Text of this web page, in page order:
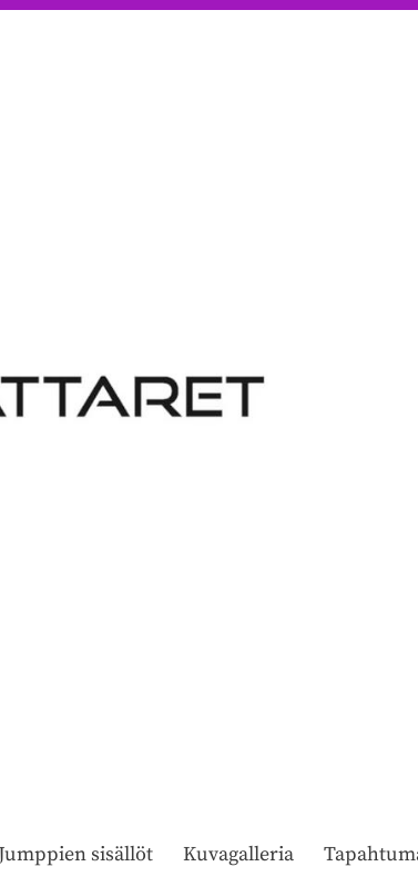
Jumppien sisällöt Kuvagalleria